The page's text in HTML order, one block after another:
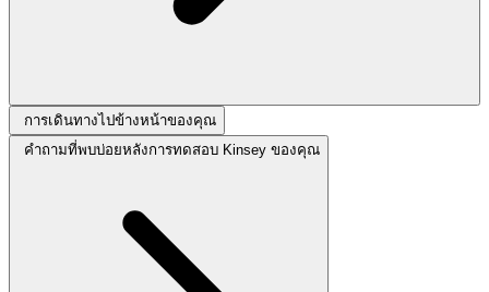
การเดินทางไปข้างหน้าของคุณ
คำถามที่พบบ่อยหลังการทดสอบ Kinsey ของคุณ